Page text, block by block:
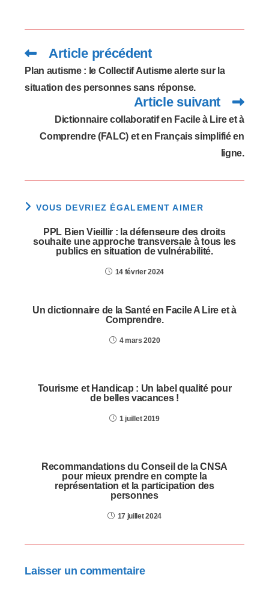
Read
more
articles
Article précédent
Plan autisme : le Collectif Autisme alerte sur la
situation des personnes sans réponse.
Article suivant
Dictionnaire collaboratif en Facile à Lire et à
Comprendre (FALC) et en Français simplifié en
ligne.
VOUS DEVRIEZ ÉGALEMENT AIMER
PPL Bien Vieillir : la défenseure des droits
souhaite une approche transversale à tous les
publics en situation de vulnérabilité.
14 février 2024
Un dictionnaire de la Santé en Facile A Lire et à
Comprendre.
4 mars 2020
Tourisme et Handicap : Un label qualité pour
de belles vacances !
1 juillet 2019
Recommandations du Conseil de la CNSA
pour mieux prendre en compte la
représentation et la participation des
personnes
17 juillet 2024
Laisser un commentaire